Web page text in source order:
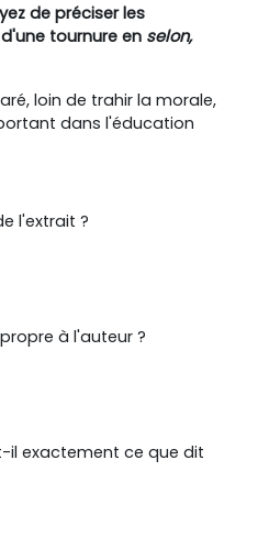
de préciser les
tournure en selon,
loin de trahir la morale,
dans l'éducation
l'extrait ?
à l'auteur ?
il exactement ce que dit